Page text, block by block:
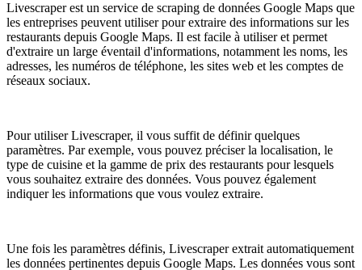
Livescraper est un service de scraping de données Google Maps que
les entreprises peuvent utiliser pour extraire des informations sur les
restaurants depuis Google Maps. Il est facile à utiliser et permet
d'extraire un large éventail d'informations, notamment les noms, les
adresses, les numéros de téléphone, les sites web et les comptes de
réseaux sociaux.
Pour utiliser Livescraper, il vous suffit de définir quelques
paramètres. Par exemple, vous pouvez préciser la localisation, le
type de cuisine et la gamme de prix des restaurants pour lesquels
vous souhaitez extraire des données. Vous pouvez également
indiquer les informations que vous voulez extraire.
Une fois les paramètres définis, Livescraper extrait automatiquement
les données pertinentes depuis Google Maps. Les données vous sont